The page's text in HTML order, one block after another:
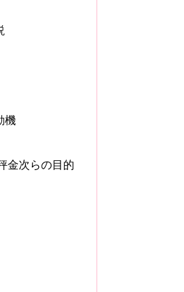
機
金次らの目的